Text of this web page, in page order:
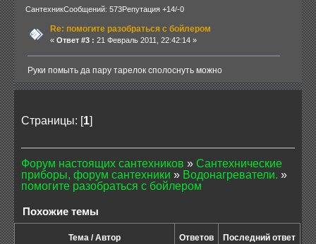
СантехникСообщений: 573Репутация +14/-0
Re: помогите разобраться с бойлером
« Ответ #3 : 21 Февраль 2011, 22:42:14 »
Руки помыть да пару тарелок сполоснуть можно
Страницы: [ 1
Форум настоящих сантехников » Сантехнические
приборы, форум сантехники » Водонагреватели. »
помогите разобраться с бойлером
Похожие темы
Тема / Автор Ответов Последний ответ